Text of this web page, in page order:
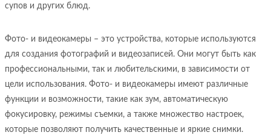
супов и других блюд.
Фото- и видеокамеры – это устройства, которые используются
для создания фотографий и видеозаписей. Они могут быть как
профессиональными, так и любительскими, в зависимости от
цели использования. Фото- и видеокамеры имеют различные
функции и возможности, такие как зум, автоматическую
фокусировку, режимы съемки, а также множество настроек,
которые позволяют получить качественные и яркие снимки.